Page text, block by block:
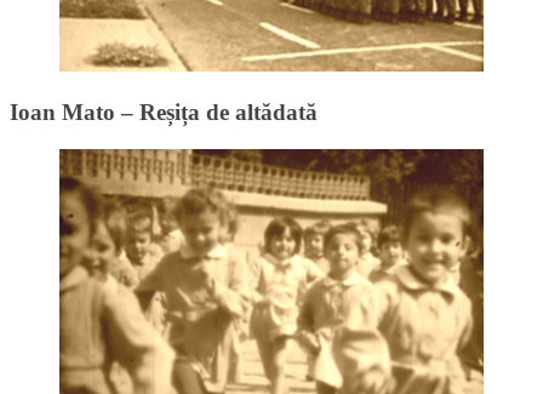
Ioan Mato – Reșița de altădată